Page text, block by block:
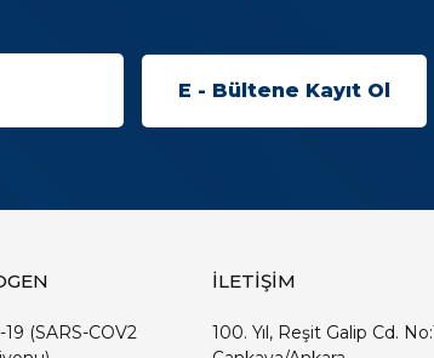
(SARS-COV2
İLETİŞİM
100. Yıl, Reşit Galip Cd.